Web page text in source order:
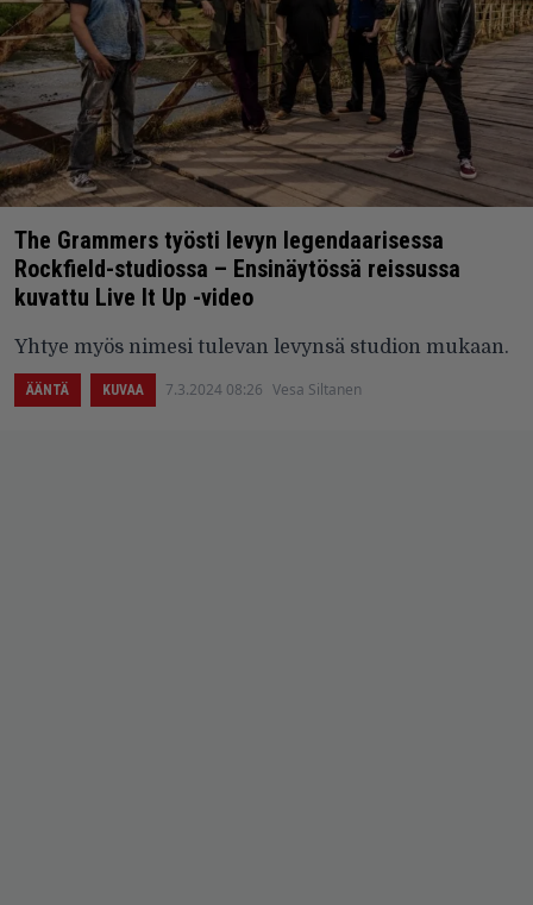
The Grammers työsti levyn legendaarisessa
Rockfield-studiossa – Ensinäytössä reissussa
kuvattu Live It Up -video
Yhtye myös nimesi tulevan levynsä studion mukaan.
ÄÄNTÄ KUVAA 7.3.2024 08:26 Vesa Siltanen